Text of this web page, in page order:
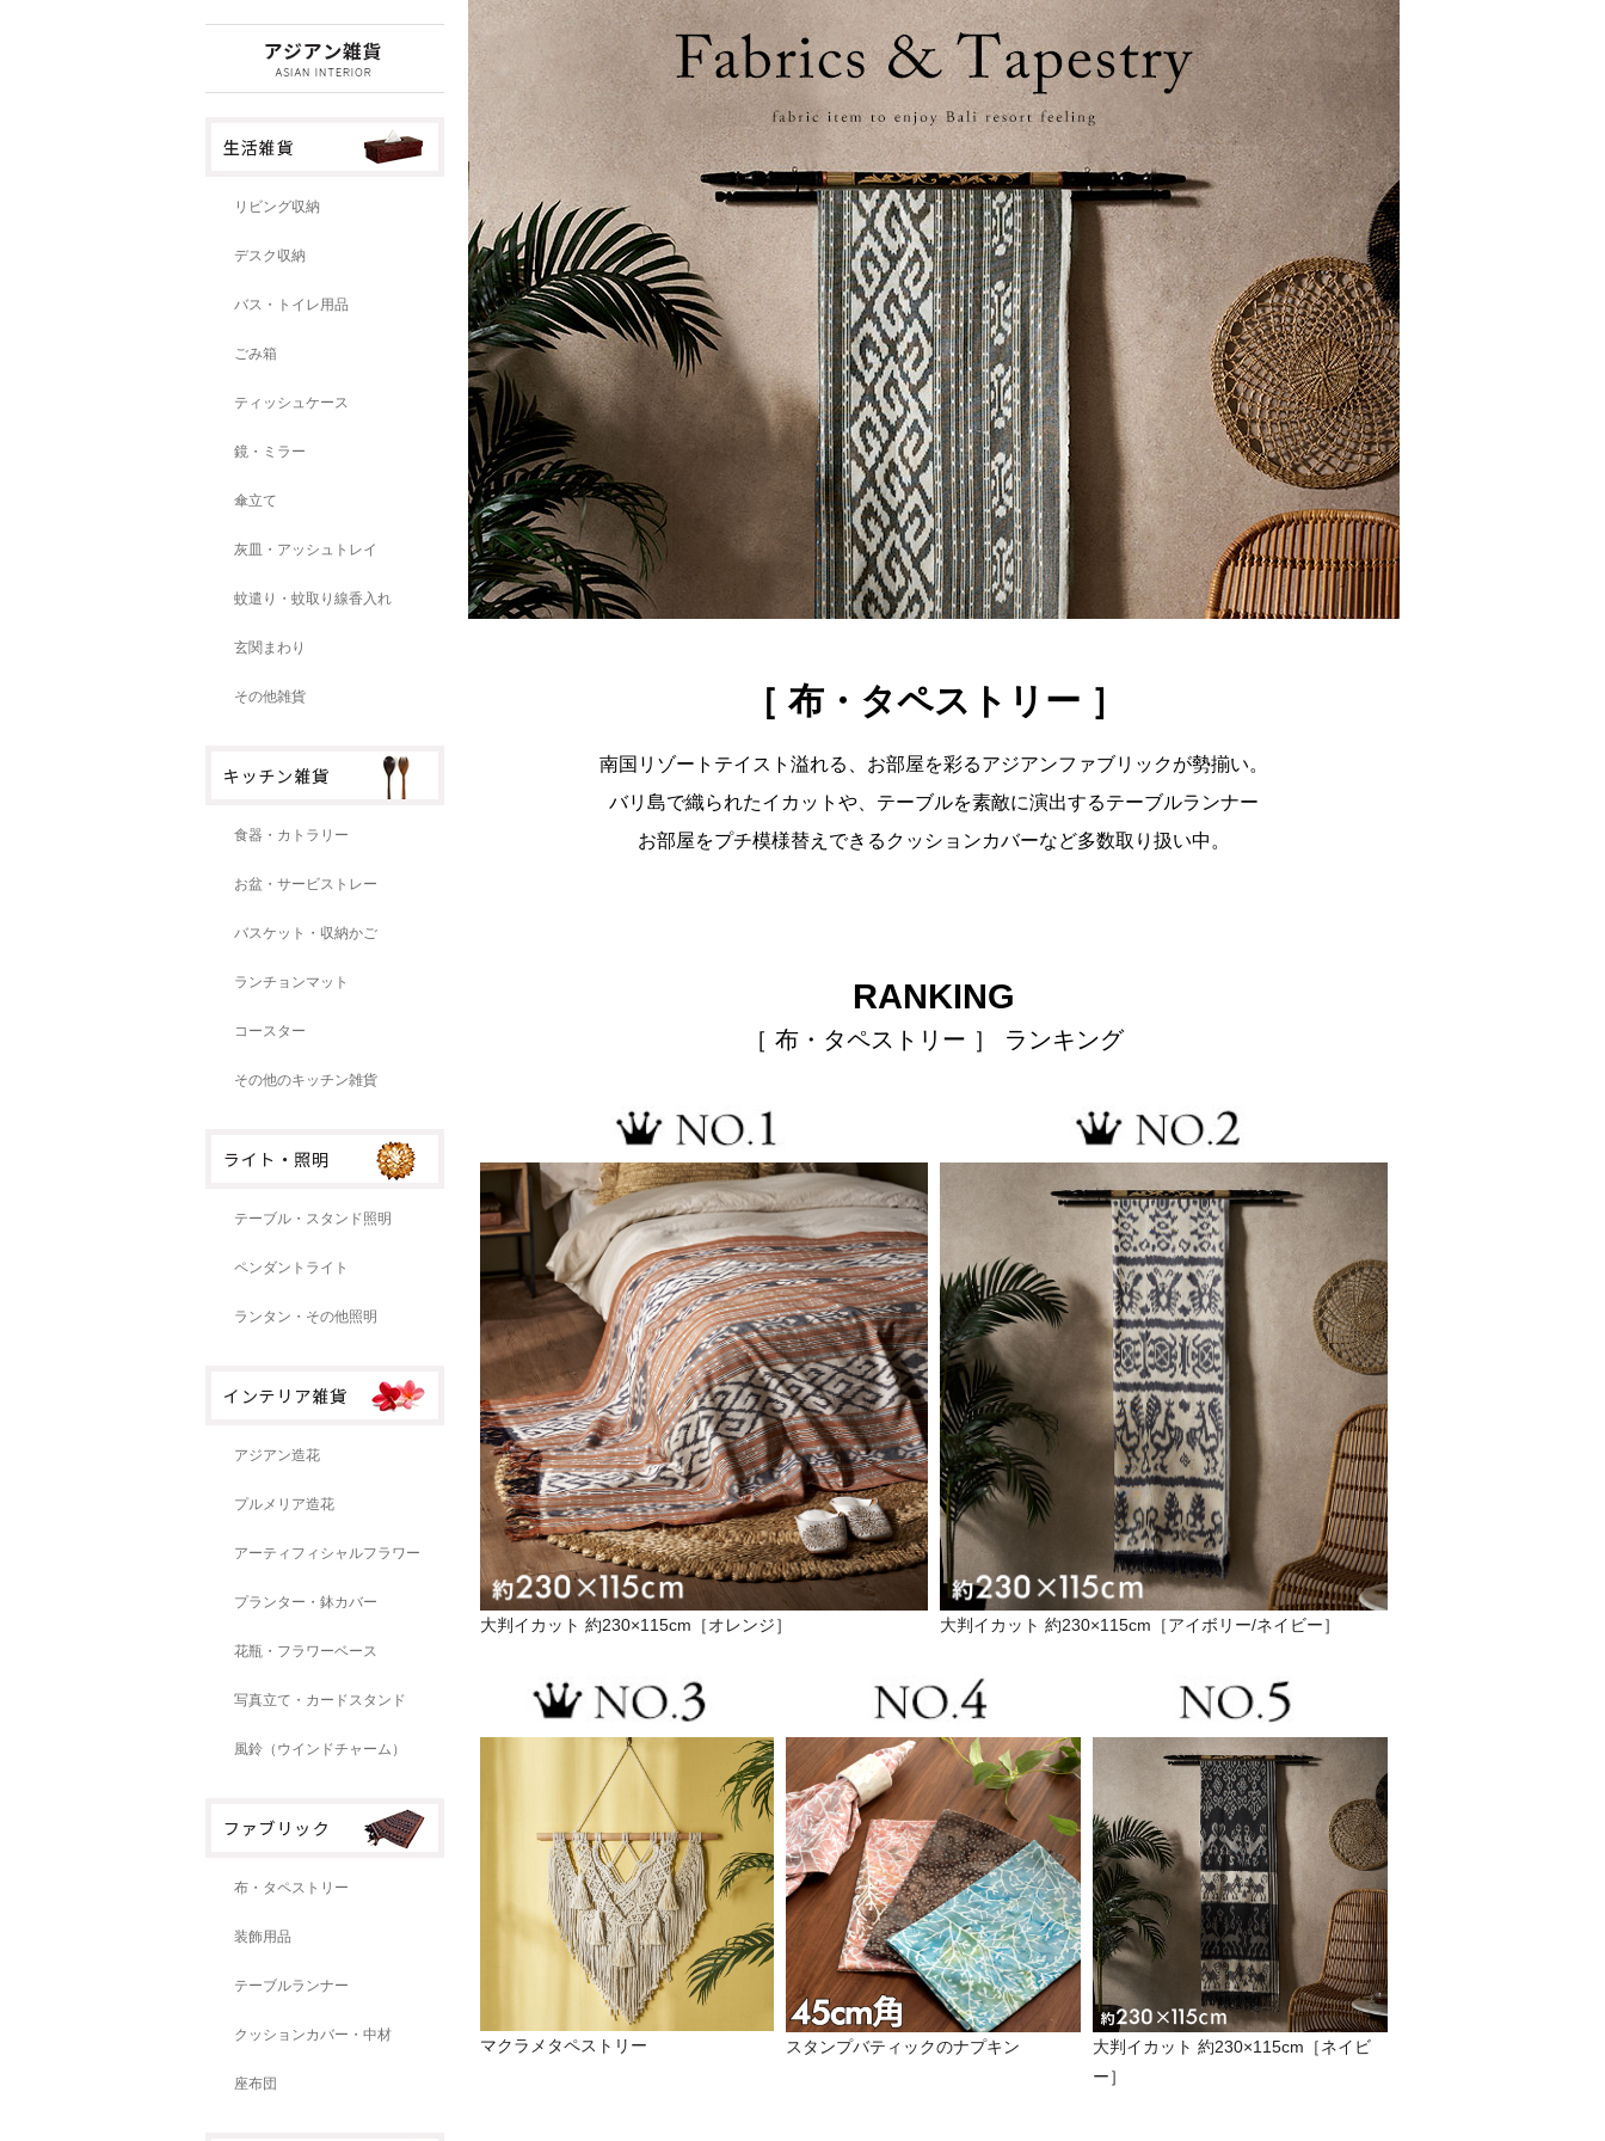
リビング収納
デスク収納
バス・トイレ用品
ごみ箱
ティッシュケース
鏡・ミラー
傘立て
灰皿・アッシュトレイ
蚊遣り・蚊取り線香入れ
玄関まわり
その他雑貨
食器・カトラリー
お盆・サービストレー
バスケット・収納かご
ランチョンマット
コースター
その他のキッチン雑貨
テーブル・スタンド照明
ペンダントライト
ランタン・その他照明
アジアン造花
プルメリア造花
アーティフィシャルフラワー
プランター・鉢カバー
花瓶・フラワーベース
写真立て・カードスタンド
風鈴（ウインドチャーム）
布・タペストリー
装飾用品
テーブルランナー
クッションカバー・中材
座布団
［ 布・タペストリー ］
南国リゾートテイスト溢れる、お部屋を彩るアジアンファブリックが勢揃い。
バリ島で織られたイカットや、テーブルを素敵に演出するテーブルランナー
お部屋をプチ模様替えできるクッションカバーなど多数取り扱い中。
RANKING
［ 布・タペストリー ］ ランキング
大判イカット 約230×115cm［オレンジ］ 大判イカット 約230×115cm［アイボリー/ネイビー］
マクラメタペストリー スタンプバティックのナプキン
大判イカット 約230×115cm［ネイビ
ー］